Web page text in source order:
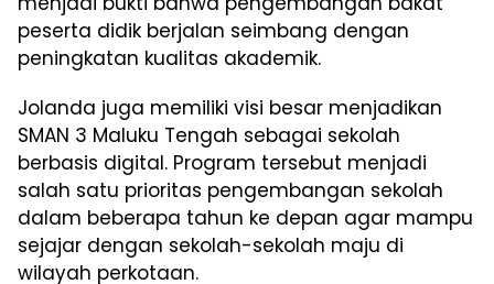
peserta didik berjalan seimbang dengan
peningkatan kualitas akademik.
Jolanda juga memiliki visi besar menjadikan
SMAN 3 Maluku Tengah sebagai sekolah
berbasis digital. Program tersebut menjadi
salah satu prioritas pengembangan sekolah
dalam beberapa tahun ke depan agar mampu
sejajar dengan sekolah-sekolah maju di
wilayah perkotaan.